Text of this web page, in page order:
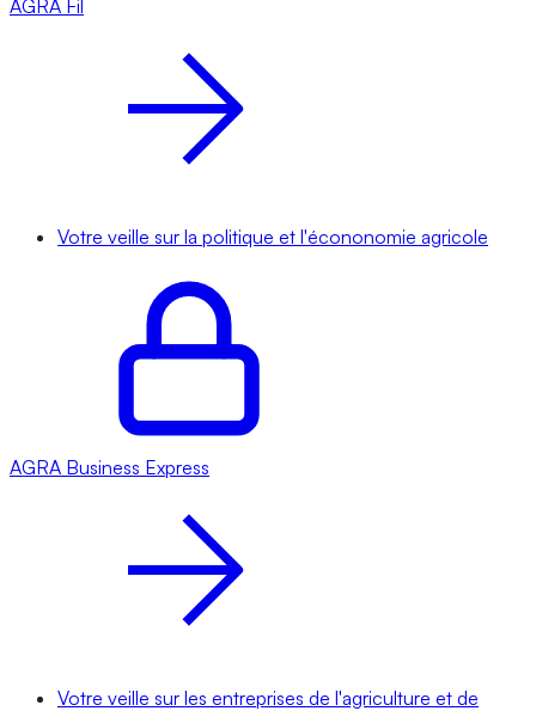
AGRA Fil
Votre veille sur la politique et l'écononomie agricole
AGRA Business Express
Votre veille sur les entreprises de l'agriculture et de